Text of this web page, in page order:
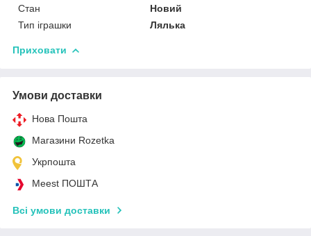
Стан
Новий
Тип іграшки
Лялька
Приховати
Умови доставки
Нова Пошта
Магазини Rozetka
Укрпошта
Meest ПОШТА
Всі умови доставки